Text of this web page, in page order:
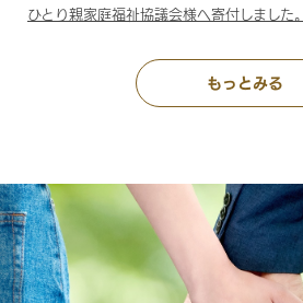
ひとり親家庭福祉協議会様へ寄付しました。
もっとみる